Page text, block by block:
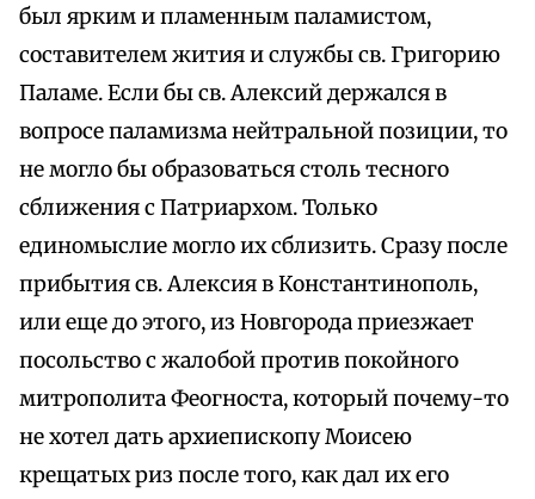
был ярким и пламенным паламистом,
составителем жития и службы св. Григорию
Паламе. Если бы св. Алексий держался в
вопросе паламизма нейтральной позиции, то
не могло бы образоваться столь тесного
сближения с Патриархом. Только
единомыслие могло их сблизить. Сразу после
прибытия св. Алексия в Константинополь,
или еще до этого, из Новгорода приезжает
посольство с жалобой против покойного
митрополита Феогноста, который почему-то
не хотел дать архиепископу Моисею
крещатых риз после того, как дал их его